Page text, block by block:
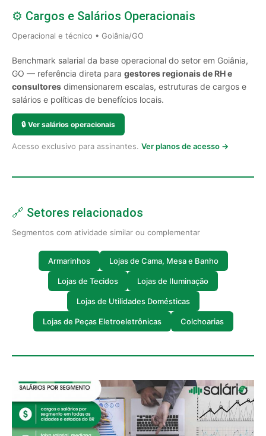
⚙️ Cargos e Salários Operacionais
Operacional e técnico • Goiânia/GO
Benchmark salarial da base operacional do setor em Goiânia,
GO — referência direta para gestores regionais de RH e
consultores dimensionarem escalas, estruturas de cargos e
salários e políticas de benefícios locais.
🔒 Ver salários operacionais
Acesso exclusivo para assinantes. Ver planos de acesso →
🔗 Setores relacionados
Segmentos com atividade similar ou complementar
Armarinhos Lojas de Cama, Mesa e Banho
Lojas de Tecidos Lojas de Iluminação
Lojas de Utilidades Domésticas
Lojas de Peças Eletroeletrônicas Colchoarias